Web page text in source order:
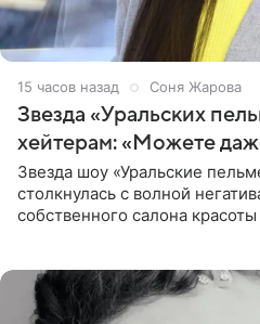
15 часов назад Соня Жарова
Звезда «Уральских
хейтерам: «Можете
Звезда шоу «Уральские
столкнулась с волной
собственного салона